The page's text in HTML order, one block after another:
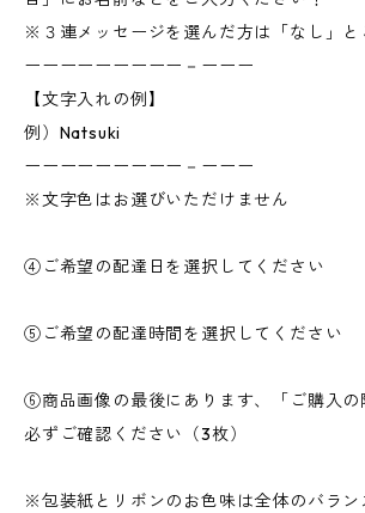
※３連メッセージを選んだ方は「なし」と
ーーーーーーーーー－ーーー
【文字入れの例】
例）Natsuki
ーーーーーーーーー－ーーー
※文字色はお選びいただけません
④ご希望の配達日を選択してください
⑤ご希望の配達時間を選択してください
⑥商品画像の最後にあります、「ご購入の
必ずご確認ください（3枚）
※包装紙とリボンのお色味は全体のバラン